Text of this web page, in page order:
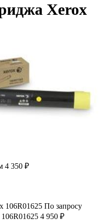
Xerox
4 350 ₽
106R01625 По запросу
4 950 ₽